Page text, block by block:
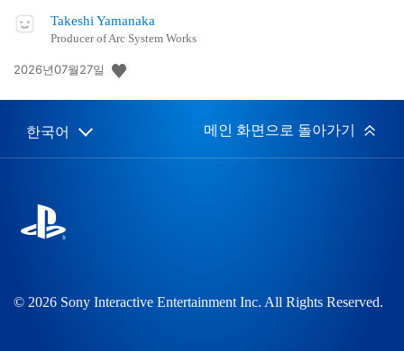
Takeshi Yamanaka
Producer of Arc System Works
공
일:
2026년07월27일
Select
Current
한국어 메인 화면으로 돌아가기
© 2026 Sony Interactive Entertainment Inc. All Rights Reserved.